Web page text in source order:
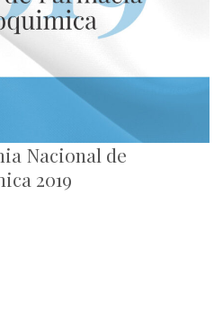
Nacional de
2019